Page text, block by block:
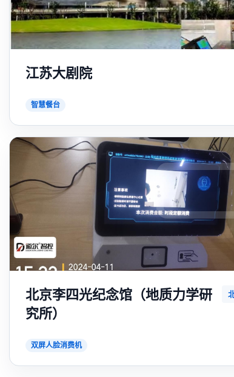
江苏大剧院
智慧餐台
北京李四光纪念馆（地质力学研
究所）
双屏人脸消费机